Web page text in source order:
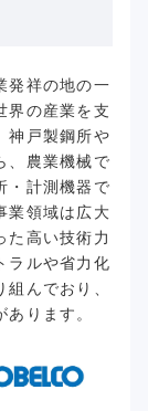
発祥の地の一
界の産業を支
神戸製鋼所や
、農業機械で
・計測機器で
業領域は広大
た高い技術力
ラルや省力化
んでおり、
ります。